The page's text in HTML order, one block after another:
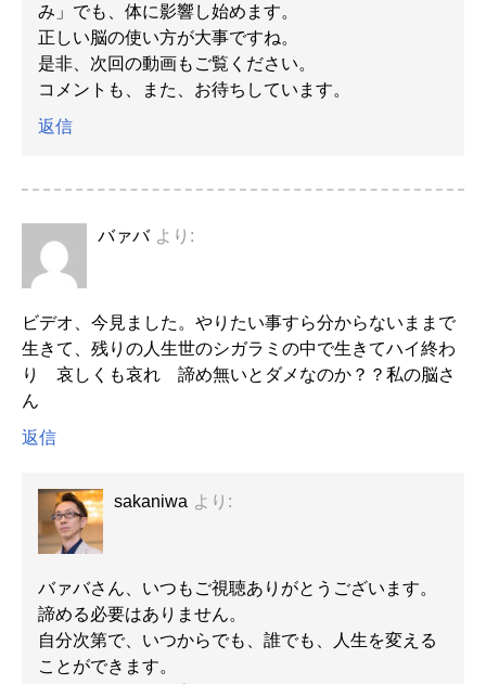
み」でも、体に影響し始めます。
正しい脳の使い方が大事ですね。
是非、次回の動画もご覧ください。
コメントも、また、お待ちしています。
返信
バァバ より:
ビデオ、今見ました。やりたい事すら分からないままで
生きて、残りの人生世のシガラミの中で生きてハイ終わ
り 哀しくも哀れ 諦め無いとダメなのか？？私の脳さ
ん
返信
sakaniwa より:
バァバさん、いつもご視聴ありがとうございます。
諦める必要はありません。
自分次第で、いつからでも、誰でも、人生を変える
ことができます。